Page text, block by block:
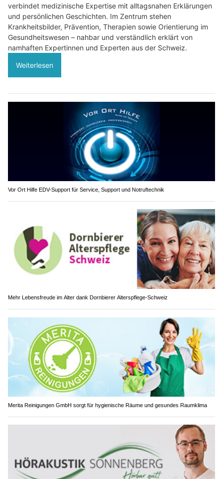
verbindet medizinische Expertise mit alltagsnahen Erklärungen
und persönlichen Geschichten. Im Zentrum stehen
Krankheitsbilder, Prävention, Therapien sowie Orientierung im
Gesundheitswesen – nahbar und verständlich erklärt von
namhaften Expertinnen und Experten aus der Schweiz.
Weiterlesen
Vor Ort Hilfe EDV-Support für Service, Support und Notruftechnik
Mehr Lebensfreude im Alter dank Dornbierer Alterspflege-Schweiz
Merita Reinigungen GmbH sorgt für hygienische Räume und gesundes Raumklima